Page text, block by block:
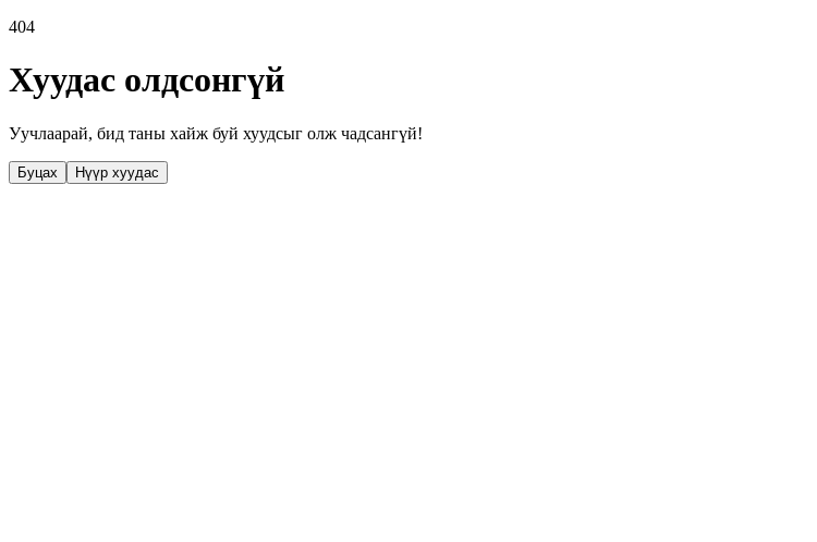
404
Хуудас олдсонгүй
Уучлаарай, бид таны хайж буй хуудсыг олж чадсангүй!
Буцах Нүүр хуудас